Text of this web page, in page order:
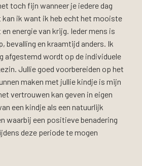
toch fijn wanneer je iedere dag
kan ik want ik heb echt het mooiste
energie van krijg. Ieder mens is
bevalling en kraamtijd anders. Ik
afgestemd wordt op de individuele
Jullie goed voorbereiden op het
maken met jullie kindje is mijn
vertrouwen kan geven in eigen
een kindje als een natuurlijk
waarbij een positieve benadering
deze periode te mogen